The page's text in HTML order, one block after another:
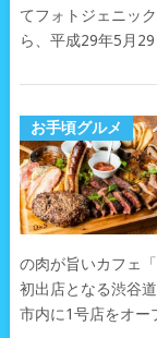
てフォトジェニッ
ら、平成29年5月
お手頃グルメ
の肉が旨いカフェ
初出店となる渋谷
市内に1号店をオー